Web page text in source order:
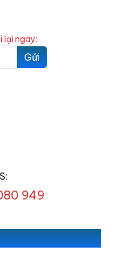
lại ngay:
Gửi
949